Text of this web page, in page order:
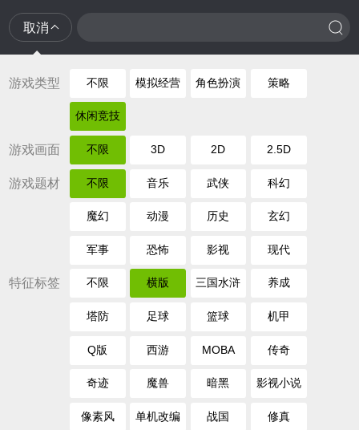
取消
游戏类型 不限 模拟经营 角色扮演 策略
休闲竞技
游戏画面 不限 3D 2D 2.5D
游戏题材 不限 音乐 武侠 科幻
魔幻 动漫 历史 玄幻
军事 恐怖 影视 现代
特征标签 不限 横版 三国水浒 养成
塔防 足球 篮球 机甲
Q版 西游 MOBA 传奇
奇迹 魔兽 暗黑 影视小说
像素风 单机改编 战国 修真